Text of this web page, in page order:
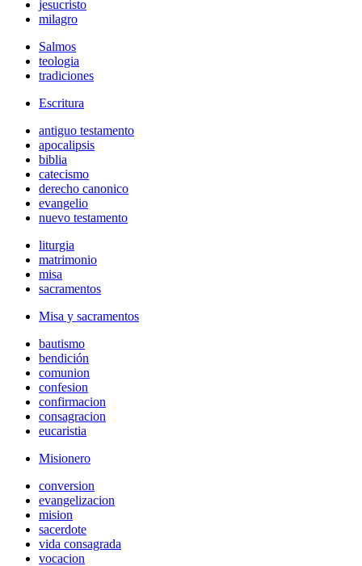
jesucristo
milagro
Salmos
teologia
tradiciones
Escritura
antiguo testamento
apocalipsis
biblia
catecismo
derecho canonico
evangelio
nuevo testamento
liturgia
matrimonio
misa
sacramentos
Misa y sacramentos
bautismo
bendición
comunion
confesion
confirmacion
consagracion
eucaristia
Misionero
conversion
evangelizacion
mision
sacerdote
vida consagrada
vocacion